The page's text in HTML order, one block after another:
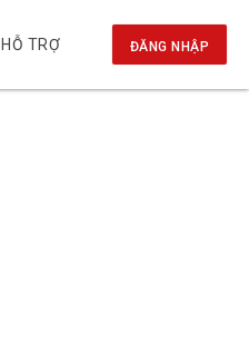
HỖ TRỢ ĐĂNG NHẬP